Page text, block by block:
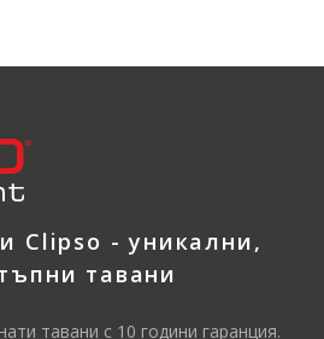
Clipso - уникални,
тавани
тавани с 10 години гаранция.